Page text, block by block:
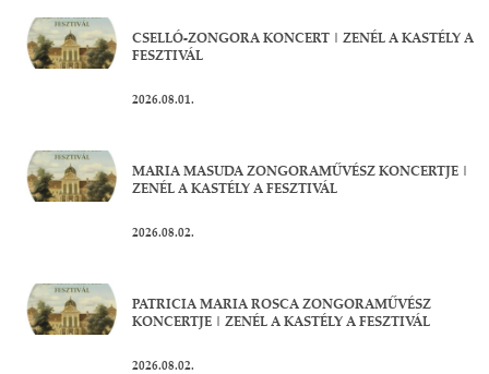
CSELLÓ-ZONGORA KONCERT | ZENÉL A KASTÉLY A
FESZTIVÁL
2026.08.01.
MARIA MASUDA ZONGORAMŰVÉSZ KONCERTJE |
ZENÉL A KASTÉLY A FESZTIVÁL
2026.08.02.
PATRICIA MARIA ROSCA ZONGORAMŰVÉSZ
KONCERTJE | ZENÉL A KASTÉLY A FESZTIVÁL
2026.08.02.